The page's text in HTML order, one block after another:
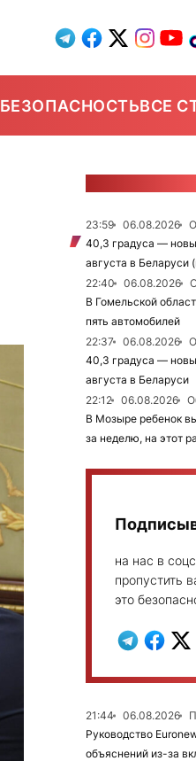
БЕЗОПАСНОСТЬВСЕ
23:59 06.08.2026
40,3 градуса —
августа в Беларуси
22:40
06.08.2026
В Гомельской
пять автомобилей
22:37
06.08.2026
40,3 градуса —
августа в Беларуси
22:12
06.08.2026
В Мозыре ребенок
за неделю, на этот
на нас в
пропустить
это
21:44 06.08.2026
Руководство
объяснений из-за